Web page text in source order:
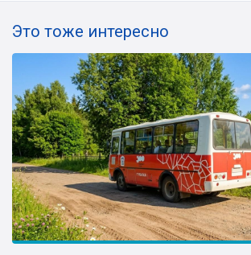
Это тоже интересно